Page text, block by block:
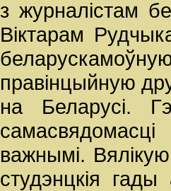
з журналістам
Віктарам
правінцыйную
на Беларусі.
важнымі.
студэнцкія